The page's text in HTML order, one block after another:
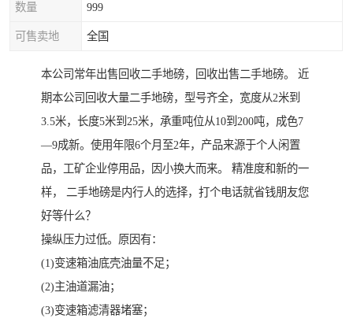
数量 999
可售卖地 全国
本公司常年出售回收二手地磅，回收出售二手地磅。 近
期本公司回收大量二手地磅，型号齐全，宽度从2米到
3.5米，长度5米到25米，承重吨位从10到200吨，成色7
—9成新。使用年限6个月至2年，产品来源于个人闲置
品，工矿企业停用品，因小换大而来。 精准度和新的一
样， 二手地磅是内行人的选择，打个电话就省钱朋友您
好等什么？
操纵压力过低。原因有：
(1)变速箱油底壳油量不足；
(2)主油道漏油；
(3)变速箱滤清器堵塞；